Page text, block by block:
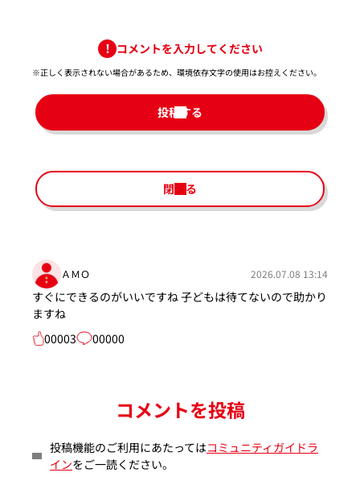
コメントを入力してください
※正しく表示されない場合があるため、環境依存文字の使用はお控えください。​
投稿する
閉じる
ＡＭＯ 2026.07.08 13:14
すぐにできるのがいいですね 子どもは待てないので助かり
ますね
00003
00000
コメントを投稿
投稿機能のご利用にあたってはコミュニティガイドラ
インをご一読ください。